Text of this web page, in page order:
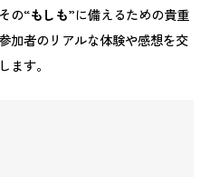
の“もしも”に備えるための貴重
加者のリアルな体験や感想を交
ます。